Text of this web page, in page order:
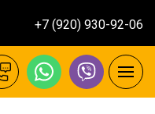
+7 (920) 930-92-06